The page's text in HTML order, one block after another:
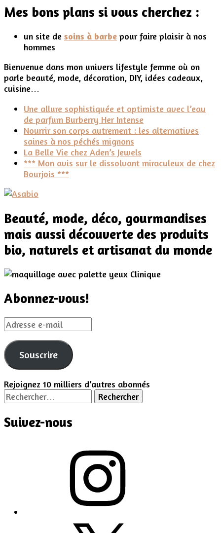
Mes bons plans si vous cherchez :
un site de soins à barbe pour faire plaisir à nos
hommes
Bienvenue dans mon univers lifestyle femme où on
parle beauté, mode, décoration, DIY, idées cadeaux,
cuisine…
Une allure sophistiquée et optimiste avec l’eau
de parfum Burberry Her Intense
Nourrir son corps autrement : les alternatives
saines à nos péchés mignons
La Belle Vie chez Aden’s Jewels
*** Mon avis sur le dissolvant miraculeux de chez
Bourjois ***
Beauté, mode, déco, gourmandises
mais aussi découverte des produits
bio, naturels et artisanat du monde
Abonnez-vous!
Adresse
e-
mail
Souscrire
Rejoignez 10 milliers d’autres abonnés
Rechercher :
Suivez-nous